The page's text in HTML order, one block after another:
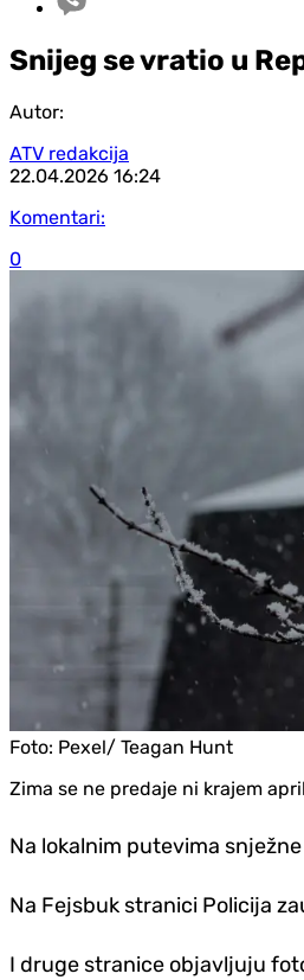
Snijeg se vratio u
Autor:
ATV redakcija
22.04.2026 16:24
Komentari:
0
Foto: Pexel/ Teagan Hunt
Zima se ne predaje ni krajem
Na lokalnim putevima
Na Fejsbuk stranici Policija
I druge stranice objavljuju